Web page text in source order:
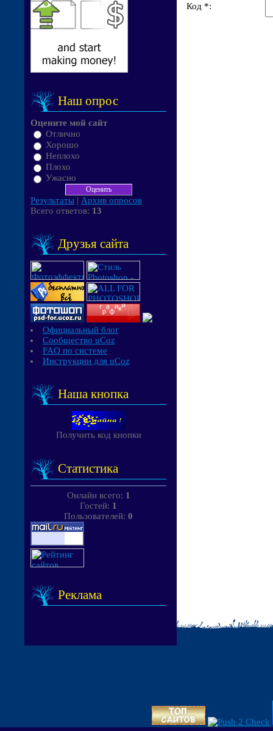
Наш опрос
Оцените мой сайт
Отлично
Хорошо
Неплохо
Плохо
Ужасно
Результаты | Архив опросов
Всего ответов: 13
Друзья сайта
Официальный блог
Сообщество uCoz
FAQ по системе
Инструкции для uCoz
Наша кнопка
Получить код кнопки
Статистика
Онлайн всего: 1
Гостей: 1
Пользователей: 0
Реклама
Код *: